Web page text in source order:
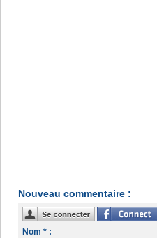
Nouveau commentaire :
Nom * :